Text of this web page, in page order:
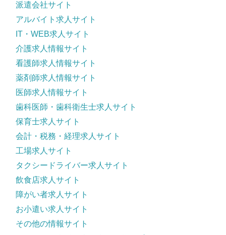
派遣会社サイト
アルバイト求人サイト
IT・WEB求人サイト
介護求人情報サイト
看護師求人情報サイト
薬剤師求人情報サイト
医師求人情報サイト
歯科医師・歯科衛生士求人サイト
保育士求人サイト
会計・税務・経理求人サイト
工場求人サイト
タクシードライバー求人サイト
飲食店求人サイト
障がい者求人サイト
お小遣い求人サイト
その他の情報サイト